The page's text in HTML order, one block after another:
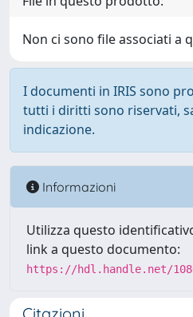
Non ci sono file associati a
I documenti in IRIS sono
tutti i diritti sono riservati,
indicazione.
Informazioni
Utilizza questo
link a questo documento:
https://hdl.handle.net/